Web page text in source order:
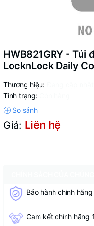
HWB821GRY - Túi
LocknLock Daily
Thương hiệu:
Tình trạng:
Giá: Liên hệ
Bảo hành chính
Cam kết chính hãng